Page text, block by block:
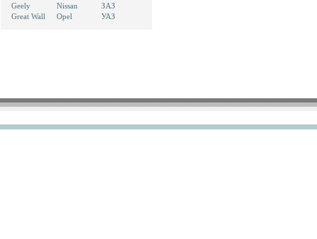
Geely
Great Wall
Nissan
Opel
ЗАЗ
УАЗ